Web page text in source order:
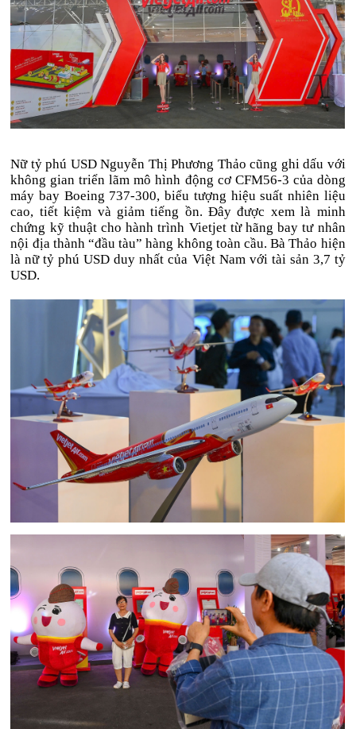
Nữ tỷ phú USD Nguyễn Thị Phương Thảo cũng ghi dấu với
không gian triển lãm mô hình động cơ CFM56-3 của dòng
máy bay Boeing 737-300, biểu tượng hiệu suất nhiên liệu
cao, tiết kiệm và giảm tiếng ồn. Đây được xem là minh
chứng kỹ thuật cho hành trình Vietjet từ hãng bay tư nhân
nội địa thành “đầu tàu” hàng không toàn cầu. Bà Thảo hiện
là nữ tỷ phú USD duy nhất của Việt Nam với tài sản 3,7 tỷ
USD.